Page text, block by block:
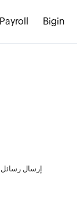
Bigin
Payroll
إرسال رسائل